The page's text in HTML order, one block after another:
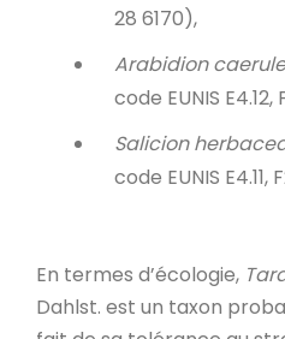
28 6170),
Arabidion
code EUNIS E4.12,
Salicion
code EUNIS E4.11,
En termes d’écologie,
Dahlst. est un taxon